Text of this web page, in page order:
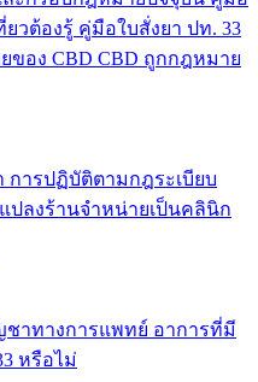
ยวต้องรู้ คู่มือใบสั่งยา ปท. 33
ของ CBD CBD ถูกกฎหมาย
การปฏิบัติตามกฎระเบียบ
ปลงร้านจำหน่ายเป็นคลินิก
าทางการแพทย์ อาการที่มี
หรือไม่